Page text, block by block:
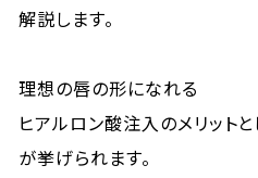
解説します。
理想の唇の形になれる
ヒアルロン酸注入のメリット
が挙げられます。